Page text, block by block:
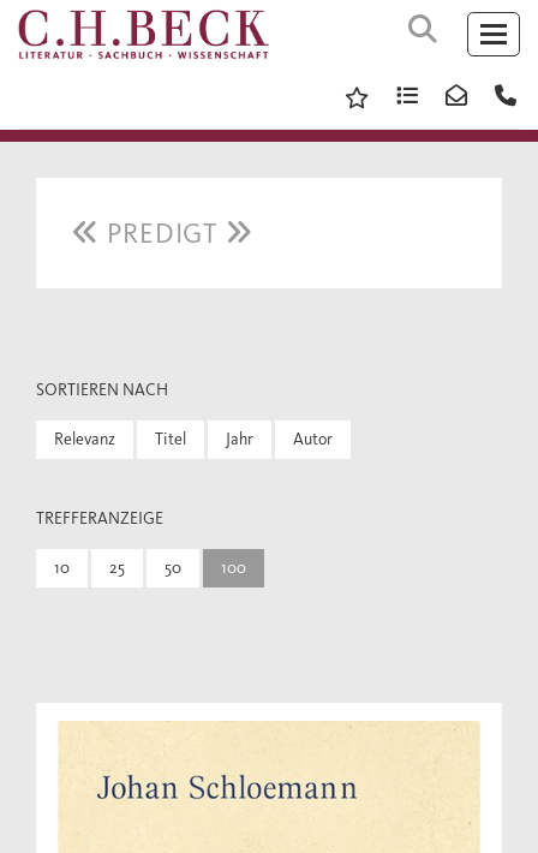
PREDIGT
SORTIEREN NACH
Relevanz Titel Jahr Autor
TREFFERANZEIGE
10 25 50 100